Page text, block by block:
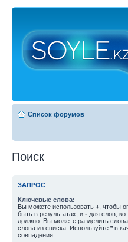
Список форумов
Поиск
ЗАПРОС
Ключевые слова:
Вы можете использовать + , чтобы
быть в результатах, и - для слов,
должно. Вы можете разделить
слова из списка. Используйте * в
совпадения.